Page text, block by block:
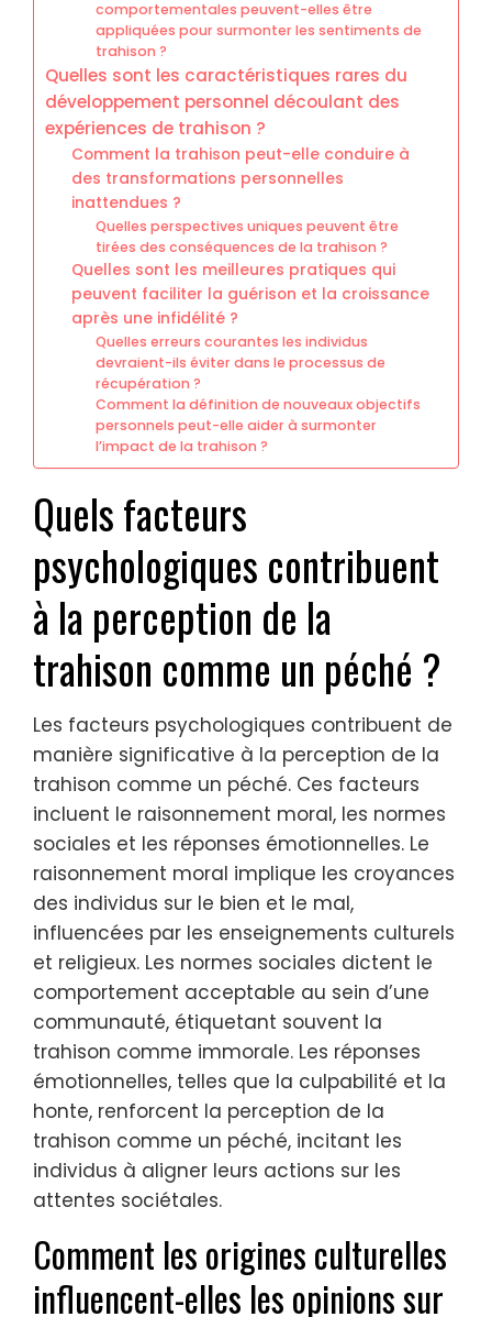
comportementales peuvent-elles être
appliquées pour surmonter les sentiments de
trahison ?
Quelles sont les caractéristiques rares du
développement personnel découlant des
expériences de trahison ?
Comment la trahison peut-elle conduire à
des transformations personnelles
inattendues ?
Quelles perspectives uniques peuvent être
tirées des conséquences de la trahison ?
Quelles sont les meilleures pratiques qui
peuvent faciliter la guérison et la croissance
après une infidélité ?
Quelles erreurs courantes les individus
devraient-ils éviter dans le processus de
récupération ?
Comment la définition de nouveaux objectifs
personnels peut-elle aider à surmonter
l’impact de la trahison ?
Quels facteurs
psychologiques contribuent
à la perception de la
trahison comme un péché ?
Les facteurs psychologiques contribuent de
manière significative à la perception de la
trahison comme un péché. Ces facteurs
incluent le raisonnement moral, les normes
sociales et les réponses émotionnelles. Le
raisonnement moral implique les croyances
des individus sur le bien et le mal,
influencées par les enseignements culturels
et religieux. Les normes sociales dictent le
comportement acceptable au sein d’une
communauté, étiquetant souvent la
trahison comme immorale. Les réponses
émotionnelles, telles que la culpabilité et la
honte, renforcent la perception de la
trahison comme un péché, incitant les
individus à aligner leurs actions sur les
attentes sociétales.
Comment les origines culturelles
influencent-elles les opinions sur